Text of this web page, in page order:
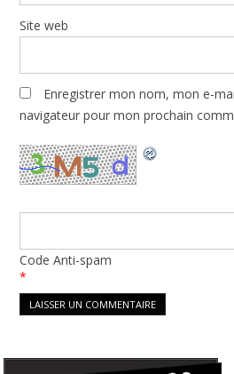
Site web
Enregistrer mon nom, mon e-
navigateur pour mon prochain
Code Anti-spam
*